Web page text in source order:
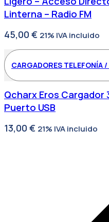
Linterna – Radio FM
45,00 € 21% IVA incluido
CARGADORES TELEFONÍA
Qcharx Eros Cargador
Puerto USB
13,00 € 21% IVA incluido